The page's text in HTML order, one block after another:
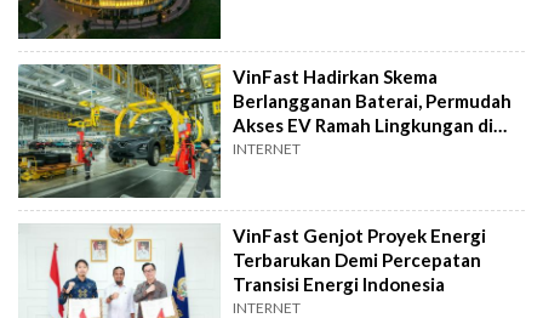
VinFast Hadirkan Skema
Berlangganan Baterai, Permudah
Akses EV Ramah Lingkungan di
Indonesia
INTERNET
VinFast Genjot Proyek Energi
Terbarukan Demi Percepatan
Transisi Energi Indonesia
INTERNET